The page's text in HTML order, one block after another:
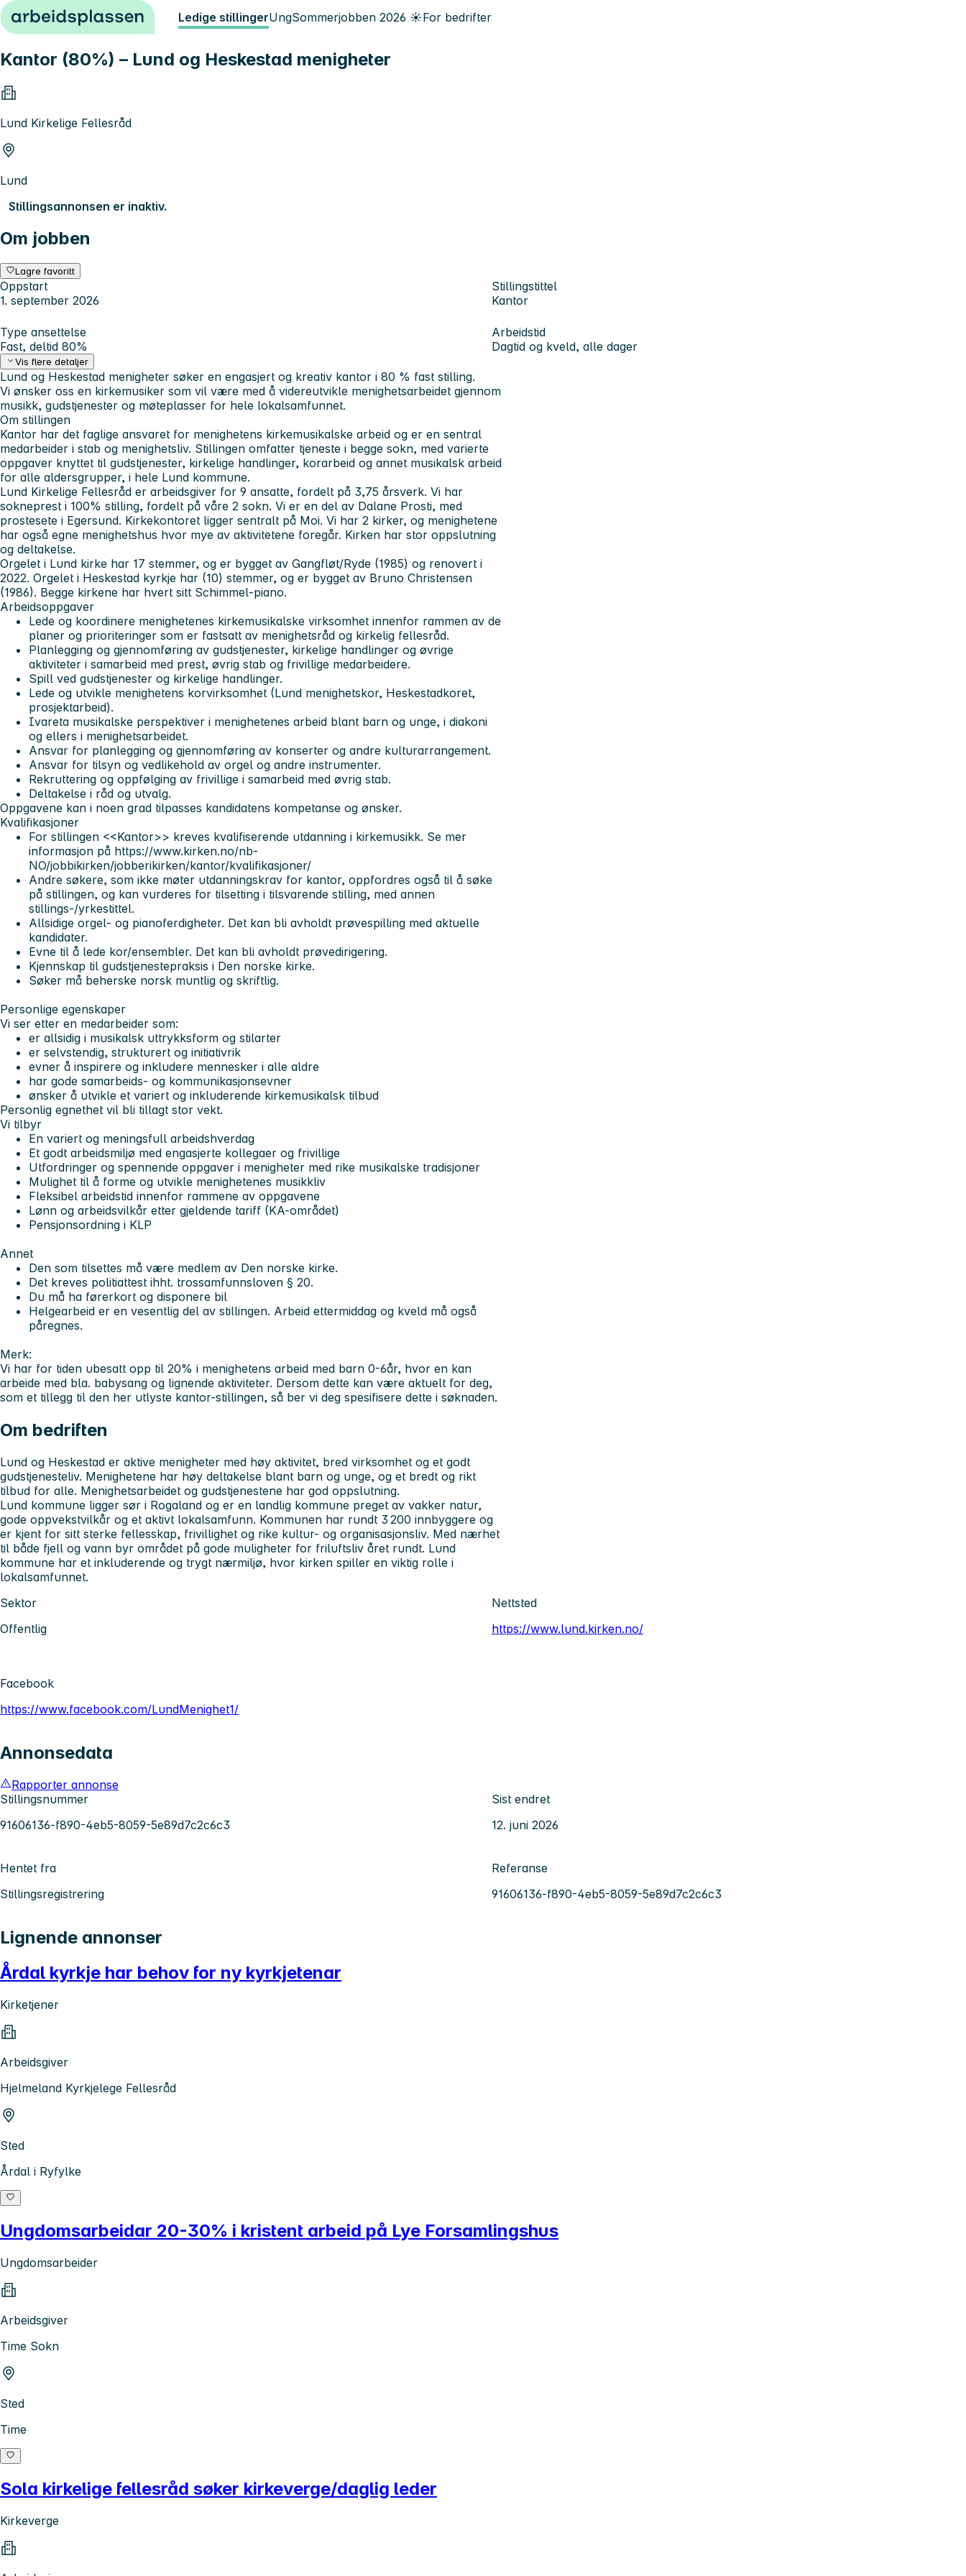
Hopp til innhold Ledige stillingerUngSommerjobben 2026 ☀️For bedrifter
Kantor (80%) – Lund og Heskestad menigheter
Lund Kirkelige Fellesråd
Lund
Stillingsannonsen er inaktiv.
Om jobben
Lagre favoritt
Oppstart
1. september 2026
Stillingstittel
Kantor
Type ansettelse
Fast, deltid 80%
Arbeidstid
Dagtid og kveld, alle dager
Vis flere detaljer
Lund og Heskestad menigheter søker en engasjert og kreativ kantor i 80 % fast stilling.
Vi ønsker oss en kirkemusiker som vil være med å videreutvikle menighetsarbeidet gjennom
musikk, gudstjenester og møteplasser for hele lokalsamfunnet.
Om stillingen
Kantor har det faglige ansvaret for menighetens kirkemusikalske arbeid og er en sentral
medarbeider i stab og menighetsliv. Stillingen omfatter tjeneste i begge sokn, med varierte
oppgaver knyttet til gudstjenester, kirkelige handlinger, korarbeid og annet musikalsk arbeid
for alle aldersgrupper, i hele Lund kommune.
Lund Kirkelige Fellesråd er arbeidsgiver for 9 ansatte, fordelt på 3,75 årsverk. Vi har
sokneprest i 100% stilling, fordelt på våre 2 sokn. Vi er en del av Dalane Prosti, med
prostesete i Egersund. Kirkekontoret ligger sentralt på Moi. Vi har 2 kirker, og menighetene
har også egne menighetshus hvor mye av aktivitetene foregår. Kirken har stor oppslutning
og deltakelse.
Orgelet i Lund kirke har 17 stemmer, og er bygget av Gangfløt/Ryde (1985) og renovert i
2022. Orgelet i Heskestad kyrkje har (10) stemmer, og er bygget av Bruno Christensen
(1986). Begge kirkene har hvert sitt Schimmel-piano.
Arbeidsoppgaver
Lede og koordinere menighetenes kirkemusikalske virksomhet innenfor rammen av de
planer og prioriteringer som er fastsatt av menighetsråd og kirkelig fellesråd.
Planlegging og gjennomføring av gudstjenester, kirkelige handlinger og øvrige
aktiviteter i samarbeid med prest, øvrig stab og frivillige medarbeidere.
Spill ved gudstjenester og kirkelige handlinger.
Lede og utvikle menighetens korvirksomhet (Lund menighetskor, Heskestadkoret,
prosjektarbeid).
Ivareta musikalske perspektiver i menighetenes arbeid blant barn og unge, i diakoni
og ellers i menighetsarbeidet.
Ansvar for planlegging og gjennomføring av konserter og andre kulturarrangement.
Ansvar for tilsyn og vedlikehold av orgel og andre instrumenter.
Rekruttering og oppfølging av frivillige i samarbeid med øvrig stab.
Deltakelse i råd og utvalg.
Oppgavene kan i noen grad tilpasses kandidatens kompetanse og ønsker.
Kvalifikasjoner
For stillingen <<Kantor>> kreves kvalifiserende utdanning i kirkemusikk. Se mer
informasjon på https://www.kirken.no/nb-
NO/jobbikirken/jobberikirken/kantor/kvalifikasjoner/
Andre søkere, som ikke møter utdanningskrav for kantor, oppfordres også til å søke
på stillingen, og kan vurderes for tilsetting i tilsvarende stilling, med annen
stillings-/yrkestittel.
Allsidige orgel- og pianoferdigheter. Det kan bli avholdt prøvespilling med aktuelle
kandidater.
Evne til å lede kor/ensembler. Det kan bli avholdt prøvedirigering.
Kjennskap til gudstjenestepraksis i Den norske kirke.
Søker må beherske norsk muntlig og skriftlig.
Personlige egenskaper
Vi ser etter en medarbeider som:
er allsidig i musikalsk uttrykksform og stilarter
er selvstendig, strukturert og initiativrik
evner å inspirere og inkludere mennesker i alle aldre
har gode samarbeids- og kommunikasjonsevner
ønsker å utvikle et variert og inkluderende kirkemusikalsk tilbud
Personlig egnethet vil bli tillagt stor vekt.
Vi tilbyr
En variert og meningsfull arbeidshverdag
Et godt arbeidsmiljø med engasjerte kollegaer og frivillige
Utfordringer og spennende oppgaver i menigheter med rike musikalske tradisjoner
Mulighet til å forme og utvikle menighetenes musikkliv
Fleksibel arbeidstid innenfor rammene av oppgavene
Lønn og arbeidsvilkår etter gjeldende tariff (KA-området)
Pensjonsordning i KLP
Annet
Den som tilsettes må være medlem av Den norske kirke.
Det kreves politiattest ihht. trossamfunnsloven § 20.
Du må ha førerkort og disponere bil
Helgearbeid er en vesentlig del av stillingen. Arbeid ettermiddag og kveld må også
påregnes.
Merk:
Vi har for tiden ubesatt opp til 20% i menighetens arbeid med barn 0-6år, hvor en kan
arbeide med bla. babysang og lignende aktiviteter. Dersom dette kan være aktuelt for deg,
som et tillegg til den her utlyste kantor-stillingen, så ber vi deg spesifisere dette i søknaden.
Om bedriften
Lund og Heskestad er aktive menigheter med høy aktivitet, bred virksomhet og et godt
gudstjenesteliv. Menighetene har høy deltakelse blant barn og unge, og et bredt og rikt
tilbud for alle. Menighetsarbeidet og gudstjenestene har god oppslutning.
Lund kommune ligger sør i Rogaland og er en landlig kommune preget av vakker natur,
gode oppvekstvilkår og et aktivt lokalsamfunn. Kommunen har rundt 3 200 innbyggere og
er kjent for sitt sterke fellesskap, frivillighet og rike kultur- og organisasjonsliv. Med nærhet
til både fjell og vann byr området på gode muligheter for friluftsliv året rundt. Lund
kommune har et inkluderende og trygt nærmiljø, hvor kirken spiller en viktig rolle i
lokalsamfunnet.
Sektor
Offentlig
Nettsted
https://www.lund.kirken.no/
Facebook
https://www.facebook.com/LundMenighet1/
Annonsedata
Rapporter annonse
Stillingsnummer
91606136-f890-4eb5-8059-5e89d7c2c6c3
Sist endret
12. juni 2026
Hentet fra
Stillingsregistrering
Referanse
91606136-f890-4eb5-8059-5e89d7c2c6c3
Lignende annonser
Årdal kyrkje har behov for ny kyrkjetenar
Kirketjener
Arbeidsgiver
Hjelmeland Kyrkjelege Fellesråd
Sted
Årdal i Ryfylke
Ungdomsarbeidar 20-30% i kristent arbeid på Lye Forsamlingshus
Ungdomsarbeider
Arbeidsgiver
Time Sokn
Sted
Time
Sola kirkelige fellesråd søker kirkeverge/daglig leder
Kirkeverge